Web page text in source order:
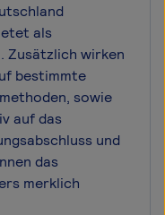
als
Zusätzlich wirken
bestimmte
sowie
auf das
und
das
merklich